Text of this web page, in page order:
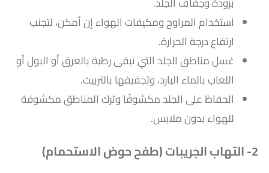
استخدام المراوح ومكيفات الهواء إن أمكن، لتجنب
ارتفاع درجة الحرارة.
غسل مناطق الجلد التي تبقى رطبة بالعرق أو البول أو
اللعاب بالماء البارد، وتجفيفها بالتربيت.
الحفاظ على الجلد مكشوفًا وترك المناطق مكشوفة
للهواء بدون ملابس.
2- التهاب الجريبات (طفح حوض الاستحمام)